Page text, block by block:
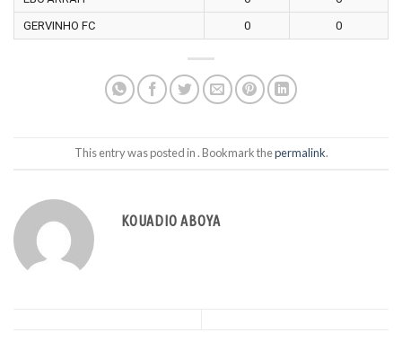
GERVINHO FC
0 0
This entry was posted in . Bookmark thepermalink.
KOUADIO ABOYA